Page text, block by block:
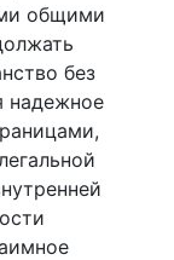
общими
без
надежное